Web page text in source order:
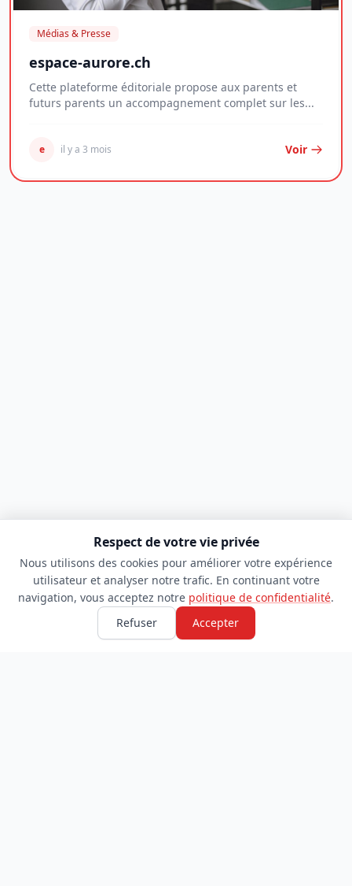
Médias & Presse
espace-aurore.ch
Cette plateforme éditoriale propose aux parents et
futurs parents un accompagnement complet sur les...
e il y a 3 mois Voir
Respect de votre vie privée
Nous utilisons des cookies pour améliorer votre expérience
utilisateur et analyser notre trafic. En continuant votre
navigation, vous acceptez notre politique de confidentialité.
Refuser
Accepter